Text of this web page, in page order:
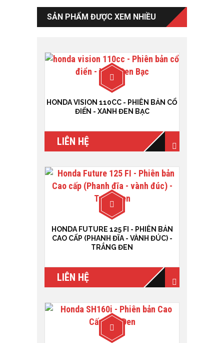
SẢN PHẨM ĐƯỢC XEM NHIỀU
HONDA VISION 110CC - PHIÊN BẢN CỔ
ĐIỂN - XANH ĐEN BẠC
LIÊN HỆ
HONDA FUTURE 125 FI - PHIÊN BẢN
CAO CẤP (PHANH ĐĨA - VÀNH ĐÚC) -
TRẮNG ĐEN
LIÊN HỆ